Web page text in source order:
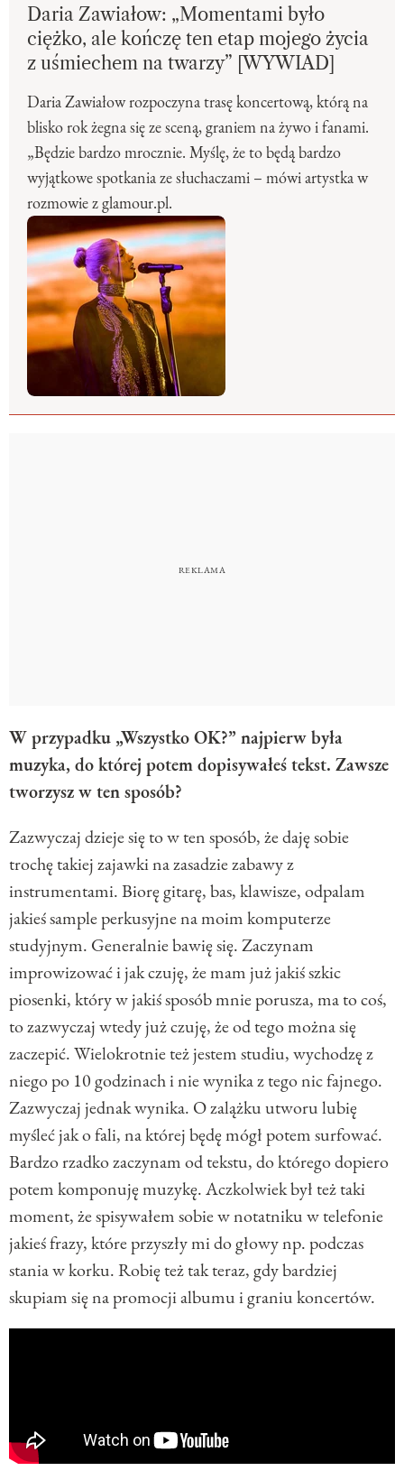
Daria Zawiałow: „Momentami było
ciężko, ale kończę ten etap mojego życia
z uśmiechem na twarzy” [WYWIAD]
Daria Zawiałow rozpoczyna trasę koncertową, którą na
blisko rok żegna się ze sceną, graniem na żywo i fanami.
„Będzie bardzo mrocznie. Myślę, że to będą bardzo
wyjątkowe spotkania ze słuchaczami – mówi artystka w
rozmowie z glamour.pl.
W przypadku „Wszystko OK?” najpierw była
muzyka, do której potem dopisywałeś tekst. Zawsze
tworzysz w ten sposób?
Zazwyczaj dzieje się to w ten sposób, że daję sobie
trochę takiej zajawki na zasadzie zabawy z
instrumentami. Biorę gitarę, bas, klawisze, odpalam
jakieś sample perkusyjne na moim komputerze
studyjnym. Generalnie bawię się. Zaczynam
improwizować i jak czuję, że mam już jakiś szkic
piosenki, który w jakiś sposób mnie porusza, ma to coś,
to zazwyczaj wtedy już czuję, że od tego można się
zaczepić. Wielokrotnie też jestem studiu, wychodzę z
niego po 10 godzinach i nie wynika z tego nic fajnego.
Zazwyczaj jednak wynika. O zalążku utworu lubię
myśleć jak o fali, na której będę mógł potem surfować.
Bardzo rzadko zaczynam od tekstu, do którego dopiero
potem komponuję muzykę. Aczkolwiek był też taki
moment, że spisywałem sobie w notatniku w telefonie
jakieś frazy, które przyszły mi do głowy np. podczas
stania w korku. Robię też tak teraz, gdy bardziej
skupiam się na promocji albumu i graniu koncertów.